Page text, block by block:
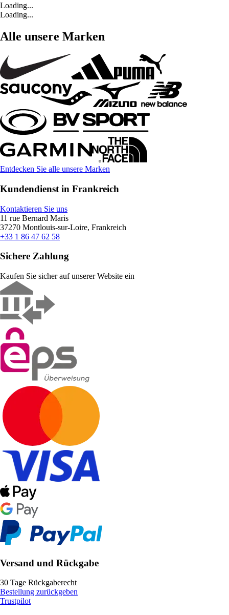
Loading...
Loading...
Alle unsere Marken
Entdecken Sie alle unsere Marken
Kundendienst in Frankreich
Kontaktieren Sie uns
11 rue Bernard Maris
37270 Montlouis-sur-Loire, Frankreich
+33 1 86 47 62 58
Sichere Zahlung
Kaufen Sie sicher auf unserer Website ein
Versand und Rückgabe
30 Tage Rückgaberecht
Bestellung zurückgeben
Trustpilot